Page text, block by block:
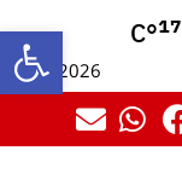
פתח 17
°C
10/08/2026